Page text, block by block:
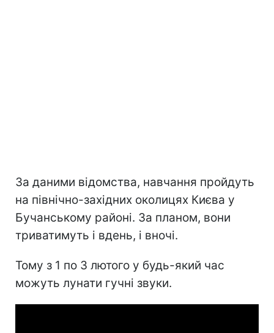
За даними відомства, навчання пройдуть
на північно-західних околицях Києва у
Бучанському районі. За планом, вони
триватимуть і вдень, і вночі.
Тому з 1 по 3 лютого у будь-який час
можуть лунати гучні звуки.